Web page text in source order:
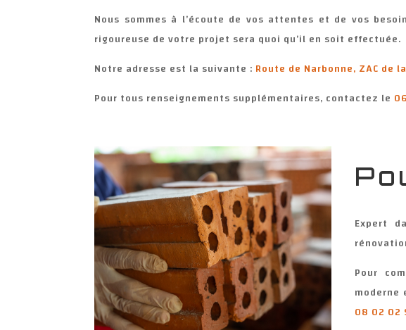
Nous sommes à l’écoute de vos attentes et de vos
rigoureuse de votre projet sera quoi qu’il en soit effectuée.
Notre adresse est la suivante : Route de Narbonne, ZAC de
Pour tous renseignements supplémentaires, contactez le
Expert
Pour
08 02 02